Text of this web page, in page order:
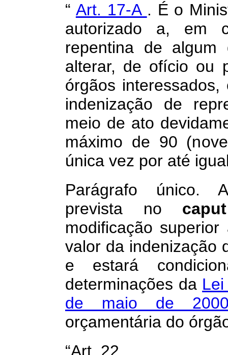
“ Art. 17-A . É o
autorizado a, em
repentina de algum
alterar, de ofício ou
órgãos
indenização de
meio de ato
máximo de 90
única vez por até
Parágrafo único.
prevista no
modificação
valor da indenização
e estará
determinações da
de maio de
orçamentária do
“Art. 22.